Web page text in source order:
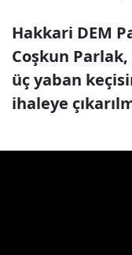
Hakkari DEM
Coşkun Parlak,
üç yaban
ihaleye